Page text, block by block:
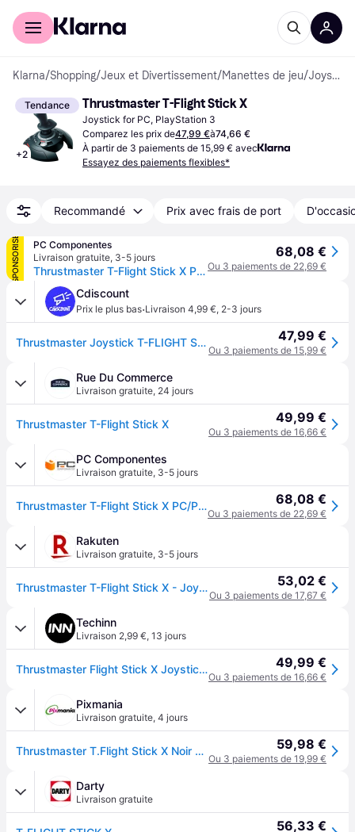
Acheter avec Klarna
Klarna/Shopping/Jeux et Divertissement/Manettes de jeu/ Joysticks
Tendance
+2
Thrustmaster T-Flight Stick X
Joystick for PC, PlayStation 3
Comparez les prix de47,99 €à74,66 €
À partir de 3 paiements de 15,99 € avec
Essayez des paiements flexibles*
Recommandé Prix avec frais de port
SPONSORISÉ
PC Componentes
Livraison gratuite, 3-5 jours
Thrustmaster T-Flight Stick X PC/PS3
68,08 €
Ou 3 paiements de 22,69 €
Cdiscount
Prix le plus bas·Livraison 4,99 €, 2-3 jours
Thrustmaster Joystick T-FLIGHT STICK X - PC / PS3 - Noir 47,99 €
Ou 3 paiements de 15,99 €
Rue Du Commerce
Livraison gratuite, 24 jours
Thrustmaster T-Flight Stick X 49,99 €
Ou 3 paiements de 16,66 €
PC Componentes
Livraison gratuite, 3-5 jours
Thrustmaster T-Flight Stick X PC/PS3 68,08 €
Ou 3 paiements de 22,69 €
Rakuten
Livraison gratuite, 3-5 jours
Thrustmaster T-Flight Stick X - Joystick - 12 Boutons - Filaire - Pour Pc, Sony Playstation 3 53,02 €
Ou 3 paiements de 17,67 €
Techinn
Livraison 2,99 €, 13 jours
Thrustmaster Flight Stick X Joystick Argenté 49,99 €
Ou 3 paiements de 16,66 €
Pixmania
Livraison gratuite, 4 jours
Thrustmaster T.Flight Stick X Noir Joystick Playstation 3 - Neuf 59,98 €
Ou 3 paiements de 19,99 €
Darty
Livraison gratuite
56,33 €